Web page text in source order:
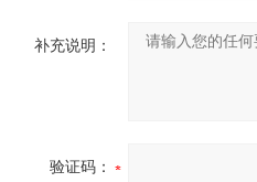
补充说明：
验证码：